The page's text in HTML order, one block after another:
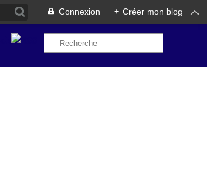
Connexion + Créer mon blog